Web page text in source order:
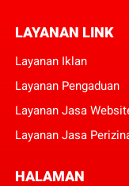
LAYANAN LINK
Layanan Iklan
Layanan Pengaduan
Layanan Jasa
Layanan Jasa
HALAMAN